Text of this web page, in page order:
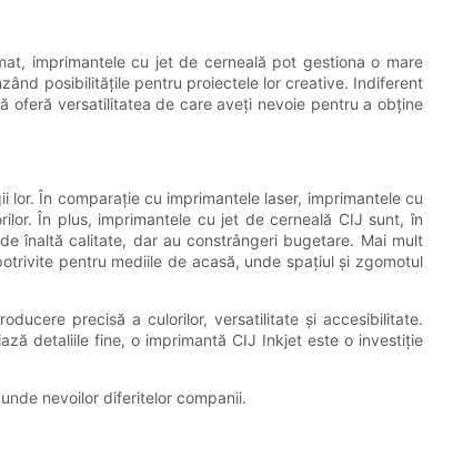
imprimantele cu jet de cerneală pot gestiona o mare
posibilitățile pentru proiectele lor creative. Indiferent
oferă versatilitatea de care aveți nevoie pentru a obține
În comparație cu imprimantele laser, imprimantele cu
În plus, imprimantele cu jet de cerneală CIJ sunt, în
înaltă calitate, dar au constrângeri bugetare. Mai mult
pentru mediile de acasă, unde spațiul și zgomotul
precisă a culorilor, versatilitate și accesibilitate.
detaliile fine, o imprimantă CIJ Inkjet este o investiție
nevoilor diferitelor companii.